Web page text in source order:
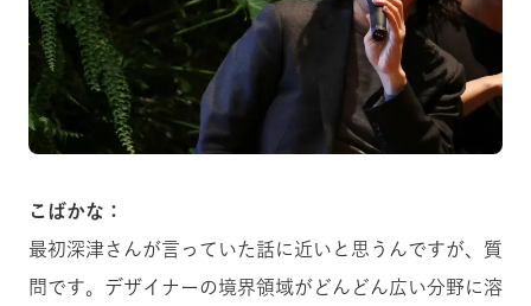
こばかな：
最初深津さんが言っていた話に近いと思うんですが、質
問です。デザイナーの境界領域がどんどん広い分野に溶